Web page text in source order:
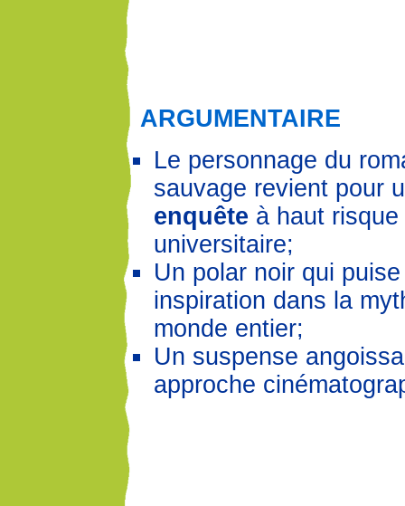
ARGUMENTAIRE
Le personnage du
sauvage revient pour
enquête à haut
universitaire;
Un polar noir qui
inspiration dans la
monde entier;
Un suspense
approche